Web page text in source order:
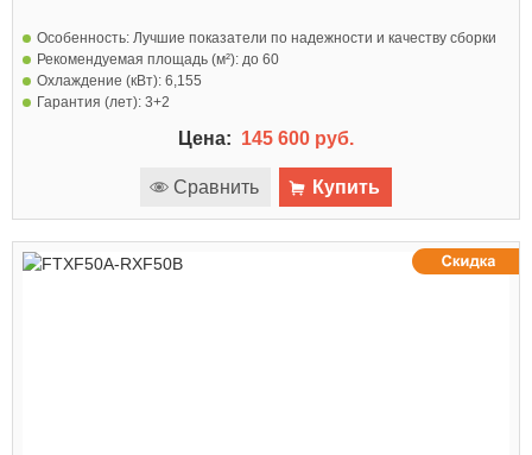
Особенность: Лучшие показатели по надежности и качеству сборки
Рекомендуемая площадь (м²): до 60
Охлаждение (кВт): 6,155
Гарантия (лет): 3+2
Цена: 145 600 руб.
Сравнить Купить